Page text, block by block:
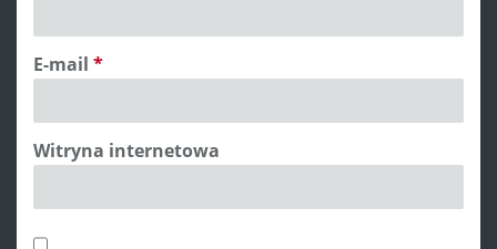
E-mail *
Witryna internetowa